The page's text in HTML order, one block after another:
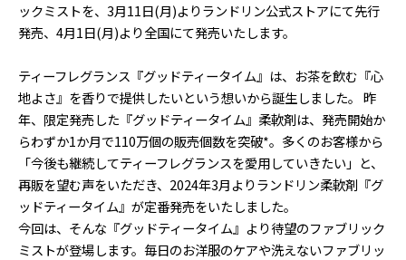
ックミストを、3月11日(月)よりランドリン公式ストアにて先行
発売、4月1日(月)より全国にて発売いたします。
ティーフレグランス『グッドティータイム』は、お茶を飲む『心
地よさ』を香りで提供したいという想いから誕生しました。 昨
年、限定発売した『グッドティータイム』柔軟剤は、発売開始か
らわずか1か月で110万個の販売個数を突破*。多くのお客様から
「今後も継続してティーフレグランスを愛用していきたい」と、
再販を望む声をいただき、2024年3月よりランドリン柔軟剤『グ
ッドティータイム』が定番発売をいたしました。
今回は、そんな『グッドティータイム』より待望のファブリック
ミストが登場します。毎日のお洋服のケアや洗えないファブリッ